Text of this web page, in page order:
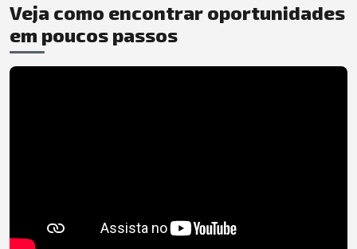
Veja como encontrar oportunidades
em poucos passos